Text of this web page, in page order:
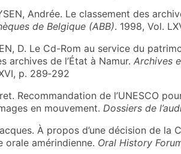
Andrée. Le classement des
de Belgique (ABB). 1998, Vol.
D. Le Cd-Rom au service du
archives de l’État à Namur. Archives
p. 289‑292
Recommandation de l’UNESCO
en mouvement. Dossiers de
À propos d’une décision de la
orale amérindienne. Oral History